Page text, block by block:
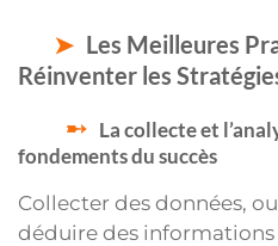
Les Meilleures
Réinventer les
La collecte et
fondements du succès
Collecter des données,
déduire des